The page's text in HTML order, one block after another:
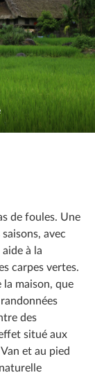
de foules. Une
avec
à la
carpes vertes.
la maison, que
des
situé aux
et au pied